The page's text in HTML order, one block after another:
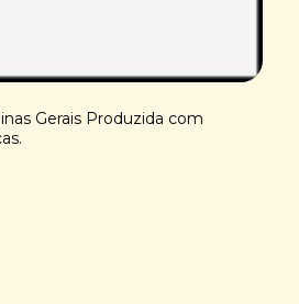
Gerais Produzida com